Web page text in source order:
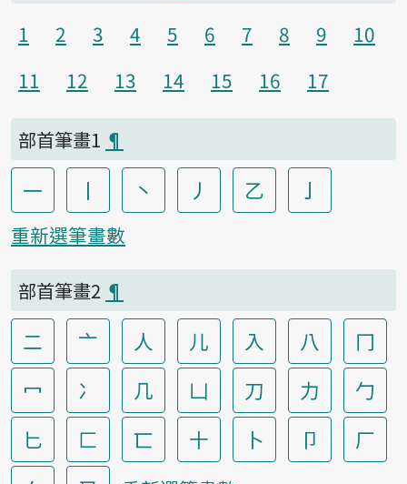
1
2 3 4 5 6 7 8 9
10
11
12 13 14 15 16 17
部首筆畫1 ¶
一 丨 丶 丿 乙 亅
重新選筆畫數
部首筆畫2 ¶
二 亠 人 儿 入 八
冂
冖
冫 几 凵 刀 力
勹
匕
匚 匸 十 卜 卩
厂